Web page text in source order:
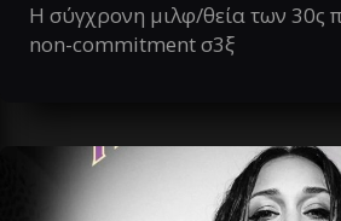
Η σύγχρονη μιλφ/θεία των 30ς
non-commitment σ3ξ